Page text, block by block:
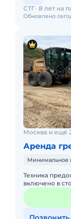
Обновлено
СТГ 8 лет на
Москва и ещё
Аренда
Минимальное
Техника
включено в
закрывающих